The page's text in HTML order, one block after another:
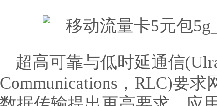
超高可靠与低时延通信
Communications，RLC)要